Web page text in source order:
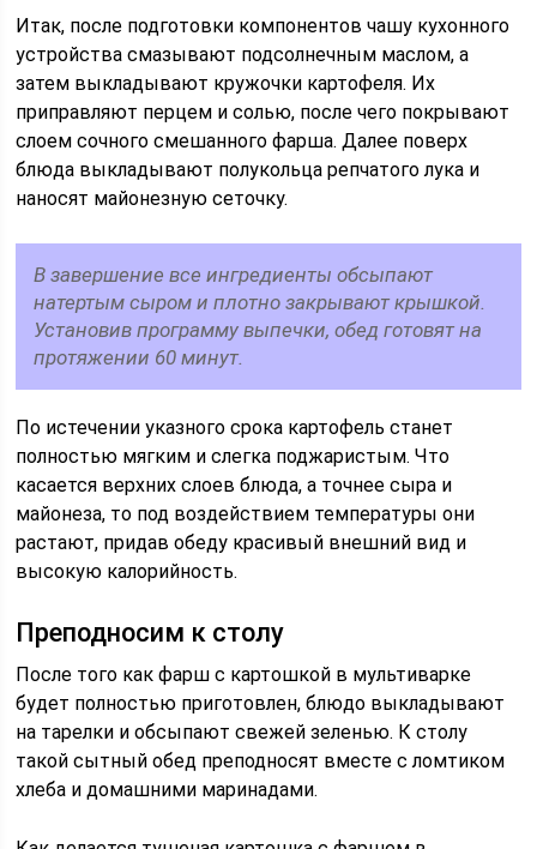
Итак, после подготовки компонентов чашу кухонного
устройства смазывают подсолнечным маслом, а
затем выкладывают кружочки картофеля. Их
приправляют перцем и солью, после чего покрывают
слоем сочного смешанного фарша. Далее поверх
блюда выкладывают полукольца репчатого лука и
наносят майонезную сеточку.
В завершение все ингредиенты обсыпают
натертым сыром и плотно закрывают крышкой.
Установив программу выпечки, обед готовят на
протяжении 60 минут.
По истечении указного срока картофель станет
полностью мягким и слегка поджаристым. Что
касается верхних слоев блюда, а точнее сыра и
майонеза, то под воздействием температуры они
растают, придав обеду красивый внешний вид и
высокую калорийность.
Преподносим к столу
После того как фарш с картошкой в мультиварке
будет полностью приготовлен, блюдо выкладывают
на тарелки и обсыпают свежей зеленью. К столу
такой сытный обед преподносят вместе с ломтиком
хлеба и домашними маринадами.